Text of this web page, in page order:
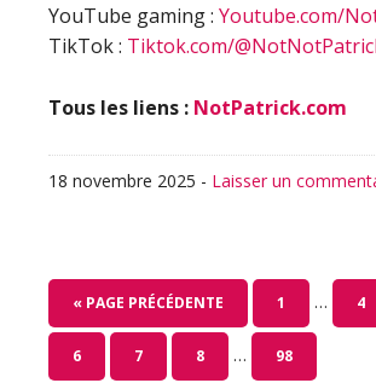
YouTube gaming : Youtube.com/
TikTok : Tiktok.com/
Tous les liens : NotPatrick.com
18 novembre 2025 - Laisser un
« ALLER
À
PAGE PRÉCÉDENTE PAGE
1
Pages
omises
… 4
PAGE
6 PAGE
7 PAGE
8
Pages
provisoires
… PAGE
98